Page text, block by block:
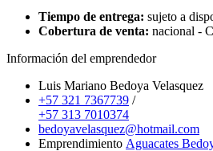
Tiempo de entrega: sujeto a
Cobertura de venta: nacional -
Información del emprendedor
Luis Mariano Bedoya Velasquez
+57 321 7367739 /
+57 313 7010374
bedoyavelasquez@hotmail.com
Emprendimiento Aguacates